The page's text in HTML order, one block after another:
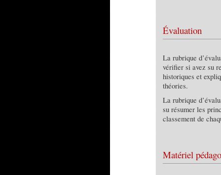
Évaluation
La rubrique
vérifier si avez su
historiques et
théories.
La rubrique
su résumer les
classement de
Matériel